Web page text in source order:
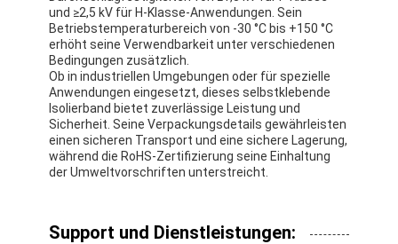
und ≥2,5 kV für H-Klasse-Anwendungen. Sein
Betriebstemperaturbereich von -30 °C bis +150 °C
erhöht seine Verwendbarkeit unter verschiedenen
Bedingungen zusätzlich.
Ob in industriellen Umgebungen oder für spezielle
Anwendungen eingesetzt, dieses selbstklebende
Isolierband bietet zuverlässige Leistung und
Sicherheit. Seine Verpackungsdetails gewährleisten
einen sicheren Transport und eine sichere Lagerung,
während die RoHS-Zertifizierung seine Einhaltung
der Umweltvorschriften unterstreicht.
Support und Dienstleistungen: